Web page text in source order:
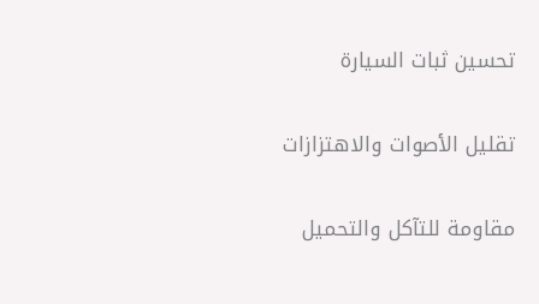
تحسين ثبات السيارة
تقليل الأصوات والاهتزازات
مقاومة للتآكل والتحميل